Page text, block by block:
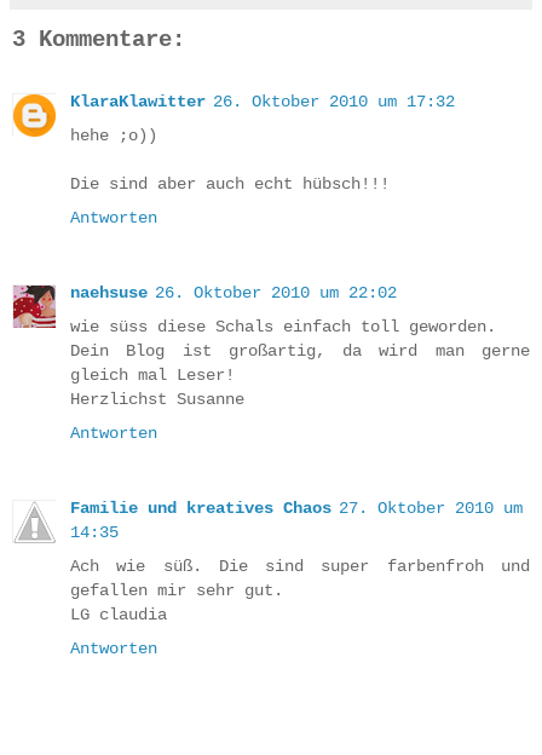
3 Kommentare:
KlaraKlawitter 26. Oktober 2010 um 17:32
hehe ;o))
Die sind aber auch echt hübsch!!!
Antworten
naehsuse 26. Oktober 2010 um 22:02
wie süss diese Schals einfach toll geworden.
Dein Blog ist großartig, da wird man gerne
gleich mal Leser!
Herzlichst Susanne
Antworten
Familie und kreatives Chaos 27. Oktober 2010 um
14:35
Ach wie süß. Die sind super farbenfroh und
gefallen mir sehr gut.
LG claudia
Antworten